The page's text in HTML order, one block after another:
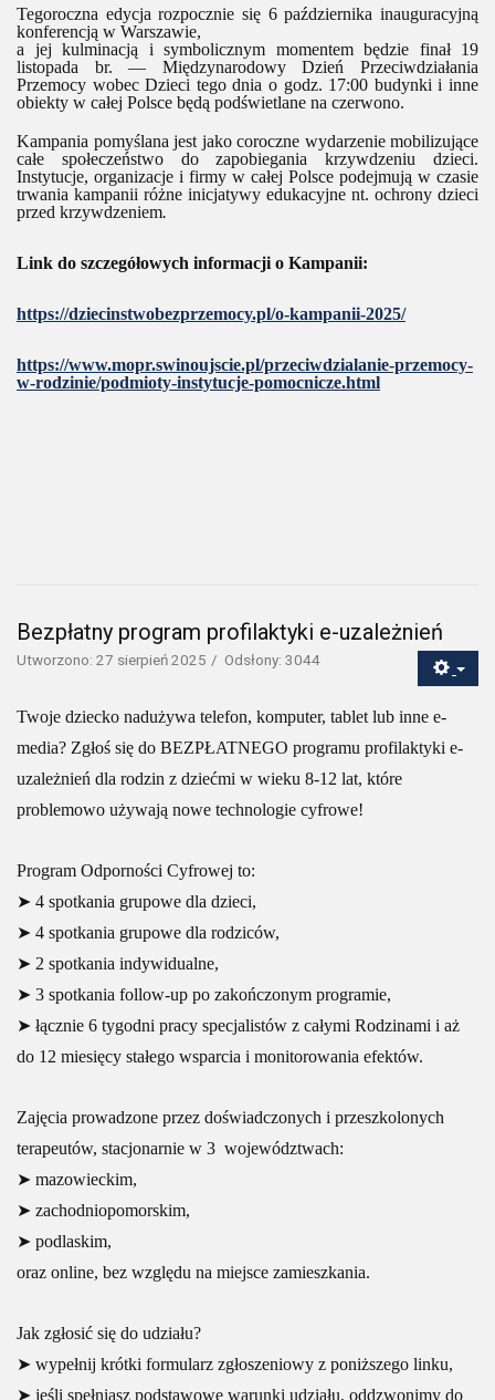
Tegoroczna edycja rozpocznie się 6 października inauguracyjną
konferencją w Warszawie,
a jej kulminacją i symbolicznym momentem będzie finał 19
listopada br. — Międzynarodowy Dzień Przeciwdziałania
Przemocy wobec Dzieci tego dnia o godz. 17:00 budynki i inne
obiekty w całej Polsce będą podświetlane na czerwono.
Kampania pomyślana jest jako coroczne wydarzenie mobilizujące
całe społeczeństwo do zapobiegania krzywdzeniu dzieci.
Instytucje, organizacje i firmy w całej Polsce podejmują w czasie
trwania kampanii różne inicjatywy edukacyjne nt. ochrony dzieci
przed krzywdzeniem.
Link do szczegółowych informacji o Kampanii:
https://dziecinstwobezprzemocy.pl/o-kampanii-2025/
https://www.mopr.swinoujscie.pl/przeciwdzialanie-przemocy-
w-rodzinie/podmioty-instytucje-pomocnicze.html
Bezpłatny program profilaktyki e-uzależnień
Utworzono: 27 sierpień 2025 Odsłony: 3044
Twoje dziecko nadużywa telefon, komputer, tablet lub inne e-
media? Zgłoś się do BEZPŁATNEGO programu profilaktyki e-
uzależnień dla rodzin z dziećmi w wieku 8-12 lat, które
problemowo używają nowe technologie cyfrowe!
Program Odporności Cyfrowej to:
➤ 4 spotkania grupowe dla dzieci,
➤ 4 spotkania grupowe dla rodziców,
➤ 2 spotkania indywidualne,
➤ 3 spotkania follow-up po zakończonym programie,
➤ łącznie 6 tygodni pracy specjalistów z całymi Rodzinami i aż
do 12 miesięcy stałego wsparcia i monitorowania efektów.
Zajęcia prowadzone przez doświadczonych i przeszkolonych
terapeutów, stacjonarnie w 3 województwach:
➤ mazowieckim,
➤ zachodniopomorskim,
➤ podlaskim,
oraz online, bez względu na miejsce zamieszkania.
Jak zgłosić się do udziału?
➤ wypełnij krótki formularz zgłoszeniowy z poniższego linku,
➤ jeśli spełniasz podstawowe warunki udziału, oddzwonimy do